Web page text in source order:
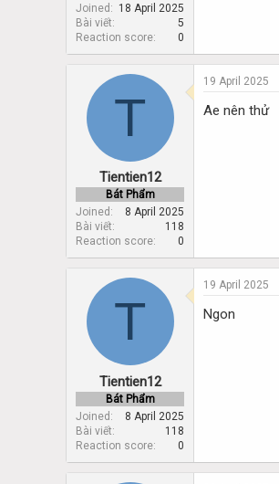
Joined
18 April 2025
Bài viết
5
Reaction score
0
T
Tientien12
Bát Phẩm
Joined
8 April 2025
Bài viết
118
Reaction score
0
19 April 2025
Ae nên thử
T
Tientien12
Bát Phẩm
Joined
8 April 2025
Bài viết
118
Reaction score
0
19 April 2025
Ngon